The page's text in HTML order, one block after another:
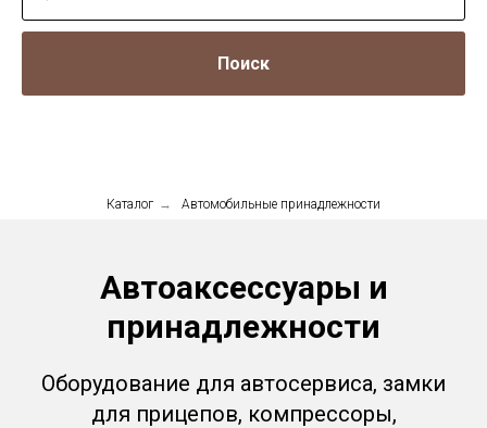
Поиск
Каталог → Автомобильные принадлежности
Автоаксессуары и
принадлежности
Оборудование для автосервиса, замки
для прицепов, компрессоры,